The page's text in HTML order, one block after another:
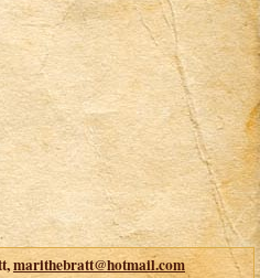
,marithebratt@hotmail.com